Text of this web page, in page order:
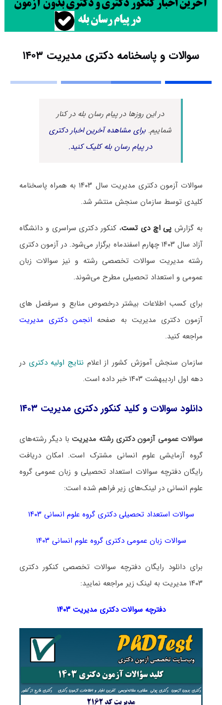
سوالات و پاسخنامه دکتری مدیریت ۱۴۰۳
در این روزها در پیام رسان بله در کنار
شماییم.برای مشاهده آخرین اخبار دکتری
در پیام رسان بله کلیک کنید.
سوالات آزمون دکتری مدیریت سال ۱۴۰۳ به همراه پاسخنامه
کلیدی توسط سازمان سنجش منتشر شد.
به گزارشپی اچ دی تست، کنکور دکتری سراسری و دانشگاه
آزاد سال ۱۴۰۳ چهارم اسفندماه برگزار می‌شود. در آزمون دکتری
رشته مدیریت سوالات تخصصی رشته و نیز سوالات زبان
عمومی و استعداد تحصیلی مطرح می‌شوند.
برای کسب اطلاعات بیشتر درخصوص منابع و سرفصل های
آزمون دکتری مدیریت به صفحه انجمن دکتری مدیریت
مراجعه کنید.
سازمان سنجش آموزش کشور از اعلام نتایج اولیه دکتری در
دهه اول اردیبهشت ۱۴۰۳ خبر داده است.
دانلود سوالات و کلید کنکور دکتری مدیریت ۱۴۰۳
سوالات عمومی آزمون دکتری رشته مدیریتبا دیگر رشته‌های
گروه آزمایشی علوم انسانی مشترک است. امکان دریافت
رایگان دفترچه سوالات استعداد تحصیلی و زبان عمومی گروه
علوم انسانی در لینک‌های زیر فراهم شده است:
سوالات استعداد تحصیلی دکتری گروه علوم انسانی ۱۴۰۳
سوالات زبان عمومی دکتری گروه علوم انسانی ۱۴۰۳
برای دانلود رایگان دفترچه سوالات تخصصی کنکور دکتری
۱۴۰۳ مدیریت به لینک زیر مراجعه نمایید:
دفترچه سوالات دکتریمدیریت ۱۴۰۳